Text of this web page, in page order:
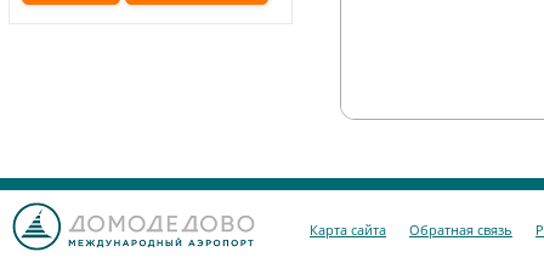
Карта сайта Обратная связь